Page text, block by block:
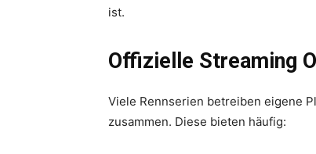
ist.
Offizielle Streaming
Viele Rennserien betreiben eigene
zusammen. Diese bieten häufig: